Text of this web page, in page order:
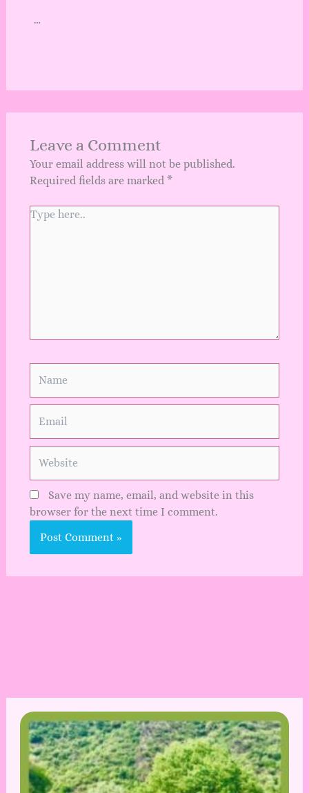
…
Leave a Comment
Your email address will not be published.
Required fields are marked *
Type
Save my name, email, and website in this
browser for the next time I comment.